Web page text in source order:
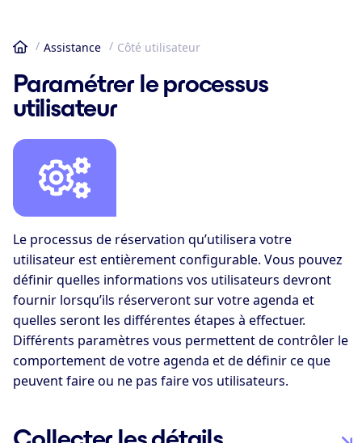
Accueil
Assistance Côté utilisateur
Paramétrer le processus
utilisateur
Le processus de réservation qu’utilisera votre
utilisateur est entièrement configurable. Vous pouvez
définir quelles informations vos utilisateurs devront
fournir lorsqu’ils réserveront sur votre agenda et
quelles seront les différentes étapes à effectuer.
Différents paramètres vous permettent de contrôler le
comportement de votre agenda et de définir ce que
peuvent faire ou ne pas faire vos utilisateurs.